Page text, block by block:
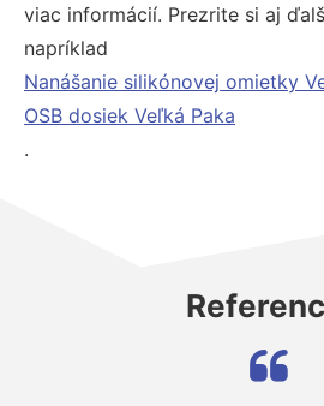
viac informácií. Prezrite si aj
napríklad
Nanášanie silikónovej omietky
OSB dosiek Veľká Paka
.